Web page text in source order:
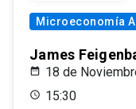
Microeconomía
James
18 de
15:30